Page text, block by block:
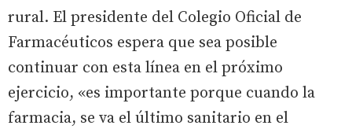
rural. El presidente del Colegio Oficial de
Farmacéuticos espera que sea posible
continuar con esta línea en el próximo
ejercicio, «es importante porque cuando la
farmacia, se va el último sanitario en el